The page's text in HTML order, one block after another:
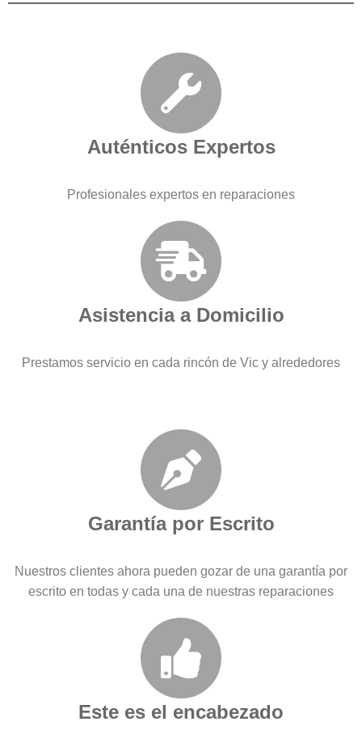
Auténticos Expertos
Profesionales expertos en reparaciones
Asistencia a Domicilio
Prestamos servicio en cada rincón de Vic y alrededores
Garantía por Escrito
Nuestros clientes ahora pueden gozar de una garantía por
escrito en todas y cada una de nuestras reparaciones
Este es el encabezado